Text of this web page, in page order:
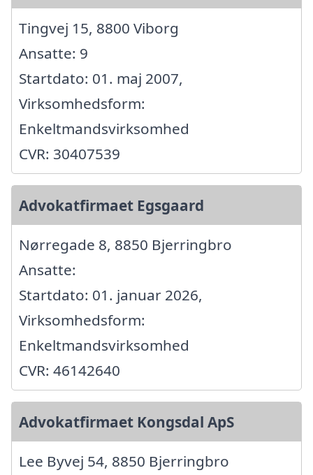
Tingvej 15, 8800 Viborg
Ansatte: 9
Startdato: 01. maj 2007,
Virksomhedsform:
Enkeltmandsvirksomhed
CVR: 30407539
Advokatfirmaet Egsgaard
Nørregade 8, 8850 Bjerringbro
Ansatte:
Startdato: 01. januar 2026,
Virksomhedsform:
Enkeltmandsvirksomhed
CVR: 46142640
Advokatfirmaet Kongsdal ApS
Lee Byvej 54, 8850 Bjerringbro